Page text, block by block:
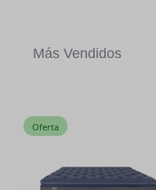
Más Vendidos
Oferta